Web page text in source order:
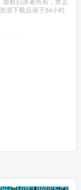
源下载后请于24小时